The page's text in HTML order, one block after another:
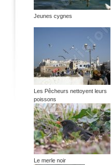
Jeunes cygnes
Les Pêcheurs nettoyent leurs
poissons
Le merle noir